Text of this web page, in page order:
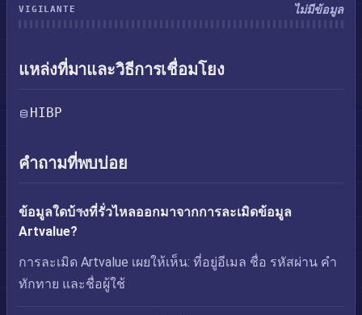
VIGILANTE ไม่มีข้อมูล
แหล่งที่มาและวิธีการเชื่อมโยง
HIBP
คำถามที่พบบ่อย
ข้อมูลใดบ้างที่รั่วไหลออกมาจากการละเมิดข้อมูล
Artvalue?
การละเมิด Artvalue เผยให้เห็น: ที่อยู่อีเมล ชื่อ รหัสผ่าน คำ
ทักทาย และชื่อผู้ใช้